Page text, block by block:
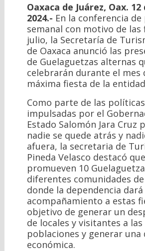
Oaxaca de Juárez, Oax.
2024.- En la conferencia de
semanal con motivo de las
julio, la Secretaría de
de Oaxaca anunció las
de Guelaguetzas alternas
celebrarán durante el mes
máxima fiesta de la
Como parte de las
impulsadas por el
Estado Salomón Jara Cruz
nadie se quede atrás y
afuera, la secretaria de
Pineda Velasco destacó
promueven 10
diferentes comunidades de
donde la dependencia dará
acompañamiento a estas
objetivo de generar un
de locales y visitantes a las
poblaciones y generar una
económica.